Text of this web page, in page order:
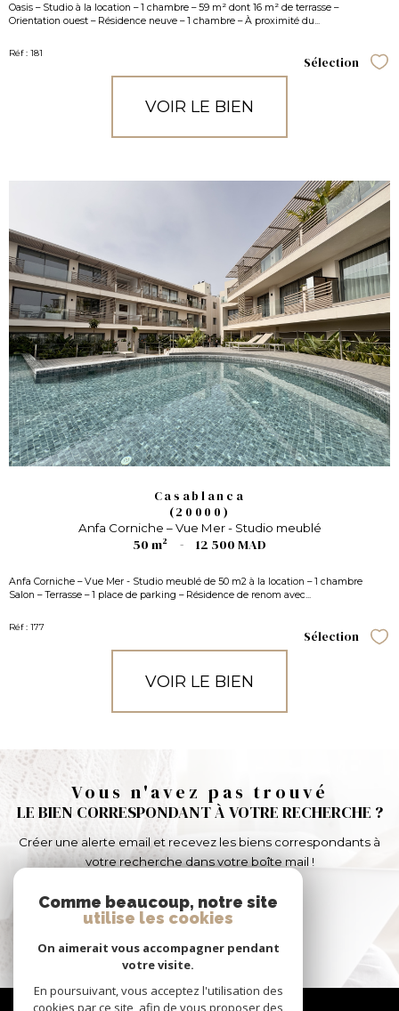
Oasis – Studio à la location – 1 chambre – 59 m² dont 16 m² de terrasse –
Orientation ouest – Résidence neuve – 1 chambre – À proximité du...
Réf : 181
Sélection
VOIR LE BIEN
Casablanca
(20000)
Anfa Corniche – Vue Mer - Studio meublé
50 m² - 12 500 MAD
Anfa Corniche – Vue Mer - Studio meublé de 50 m2 à la location – 1 chambre
Salon – Terrasse – 1 place de parking – Résidence de renom avec...
Réf : 177
Sélection
VOIR LE BIEN
Vous n'avez pas trouvé
LE BIEN CORRESPONDANT À VOTRE RECHERCHE ?
Créer une alerte email et recevez les biens correspondants à
votre recherche dans votre boîte mail !
CRÉER L'ALERTE
Comme beaucoup, notre site
utilise les cookies
On aimerait vous accompagner pendant
votre visite.
En poursuivant, vous acceptez l'utilisation des
cookies par ce site, afin de vous proposer des